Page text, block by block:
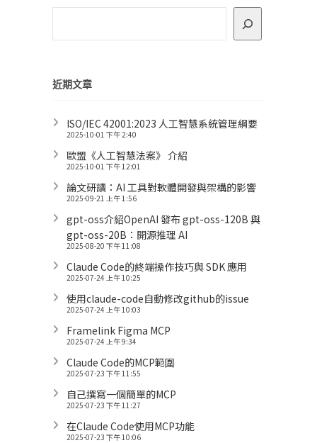
近期文章
ISO/IEC 42001:2023 人工智慧系統管理綱要
2025-10-01 下午 2:40
歐盟《人工智慧法案》 介紹
2025-10-01 下午 12:01
論文研讀：AI 工具對軟體開發與架構的影響
2025-09-21 上午 1:56
gpt-oss介紹OpenAI 發布 gpt-oss-120B 與
gpt-oss-20B：開源推理 AI
2025-08-20 下午 11:08
Claude Code的終端操作技巧與 SDK 應用
2025-07-24 上午 10:25
使用claude-code自動修改github的issue
2025-07-24 上午 10:03
Framelink Figma MCP
2025-07-24 上午 9:34
Claude Code的MCP範圍
2025-07-23 下午 11:55
自己撰寫一個簡單的MCP
2025-07-23 下午 11:27
在Claude Code使用MCP功能
2025-07-23 下午 10:06